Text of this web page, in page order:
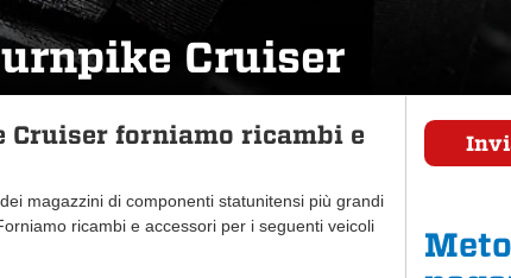
Cruiser
Cruiser forniamo ricambi e
magazzini di componenti statunitensi più grandi
ricambi e accessori per i seguenti veicoli